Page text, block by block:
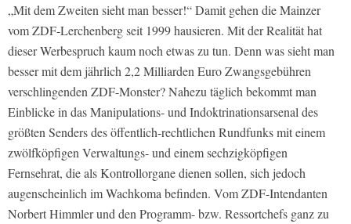
„Mit dem Zweiten sieht man besser!“ Damit gehen die Mainzer
vom ZDF-Lerchenberg seit 1999 hausieren. Mit der Realität hat
dieser Werbespruch kaum noch etwas zu tun. Denn was sieht man
besser mit dem jährlich 2,2 Milliarden Euro Zwangsgebühren
verschlingenden ZDF-Monster? Nahezu täglich bekommt man
Einblicke in das Manipulations- und Indoktrinationsarsenal des
größten Senders des öffentlich-rechtlichen Rundfunks mit einem
zwölfköpfigen Verwaltungs- und einem sechzigköpfigen
Fernsehrat, die als Kontrollorgane dienen sollen, sich jedoch
augenscheinlich im Wachkoma befinden. Vom ZDF-Intendanten
Norbert Himmler und den Programm- bzw. Ressortchefs ganz zu